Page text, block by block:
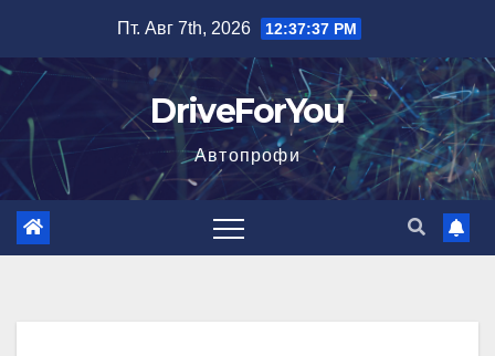
содержимому
Пт. Авг 7th, 2026 12:37:38 PM
DriveForYou
Автопрофи